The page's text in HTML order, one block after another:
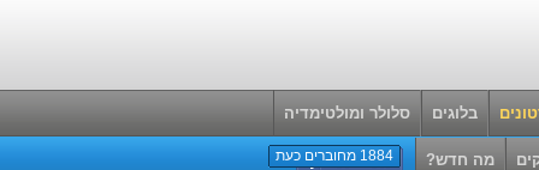
בלוגים סלולר ומולטימדיה
מה חדש? 1884 מחוברים כעת